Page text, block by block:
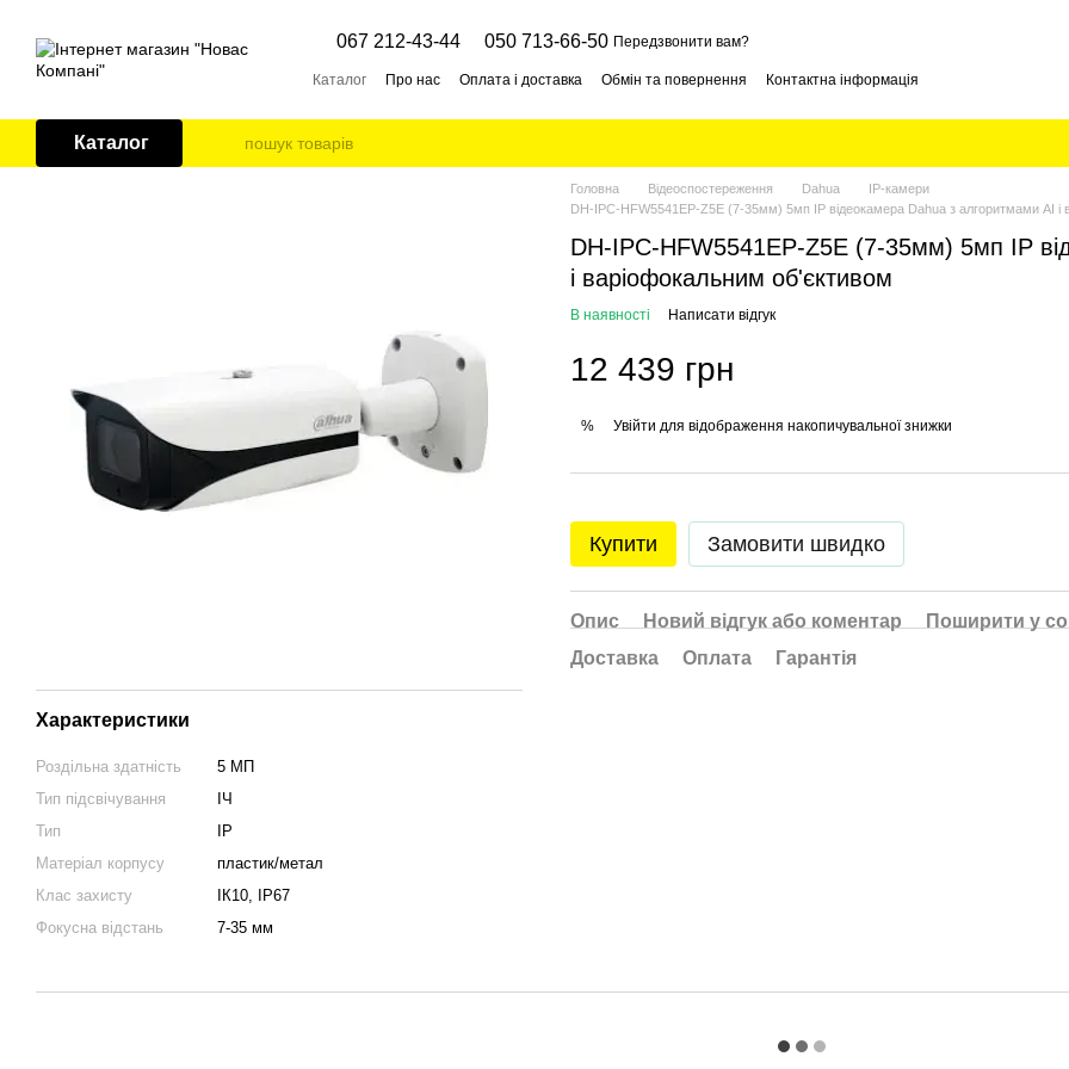
067 212-43-44 050 713-66-50 Передзвонити вам?
Каталог Про нас Оплата і доставка Обмін та повернення Контактна інформація
Каталог
Характеристики
Роздільна здатність
5 МП
Тип підсвічування
ІЧ
Тип
IP
Матеріал корпусу
пластик/метал
Клас захисту
ІК10, IP67
Фокусна відстань
7-35 мм
Головна Відеоспостереження Dahua
IP-камери
DH-IPC-HFW5541EP-Z5E (7-35мм) 5мп IP відеокамера Dahua з алгоритмами AI і
DH-IPC-HFW5541EP-Z5E (7-35мм) 5мп IP
і варіофокальним об'єктивом
В наявності Написати відгук
12 439 грн
% Увійти для відображення накопичувальної знижки
Купити Замовити швидко
Опис Новий відгук або коментар
Поширити у
Доставка
Оплата Гарантія